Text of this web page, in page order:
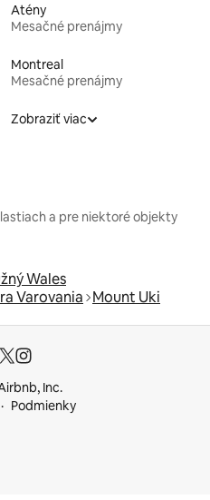
Atény
Mesačné prenájmy
Montreal
Mesačné prenájmy
Zobraziť viac
a pre niektoré objekty
Wales
Varovania Mount Uki
Inc.
Podmienky